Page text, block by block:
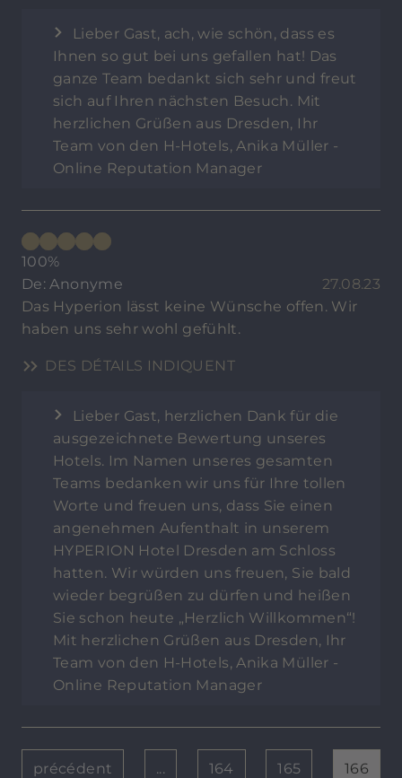
Lieber Gast, ach, wie schön, dass es
Ihnen so gut bei uns gefallen hat! Das
ganze Team bedankt sich sehr und freut
sich auf Ihren nächsten Besuch. Mit
herzlichen Grüßen aus Dresden, Ihr
Team von den H-Hotels, Anika Müller -
Online Reputation Manager
100%
De: Anonyme
27.08.23
Das Hyperion lässt keine Wünsche offen. Wir
haben uns sehr wohl gefühlt.
DES DÉTAILS INDIQUENT
Lieber Gast, herzlichen Dank für die
ausgezeichnete Bewertung unseres
Hotels. Im Namen unseres gesamten
Teams bedanken wir uns für Ihre tollen
Worte und freuen uns, dass Sie einen
angenehmen Aufenthalt in unserem
HYPERION Hotel Dresden am Schloss
hatten. Wir würden uns freuen, Sie bald
wieder begrüßen zu dürfen und heißen
Sie schon heute „Herzlich Willkommen“!
Mit herzlichen Grüßen aus Dresden, Ihr
Team von den H-Hotels, Anika Müller -
Online Reputation Manager
précédent ... 164 165 166